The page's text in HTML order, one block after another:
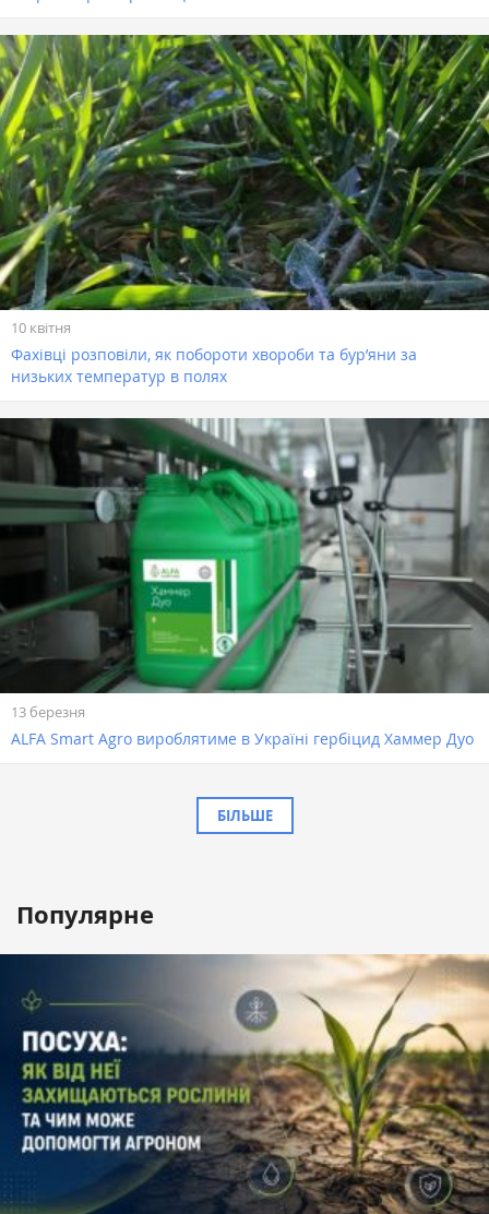
10 квітня
Фахівці розповіли, як побороти хвороби та бур’яни за
низьких температур в полях
13 березня
ALFA Smart Agro вироблятиме в Україні гербіцид Хаммер Дуо
БІЛЬШЕ
Популярне